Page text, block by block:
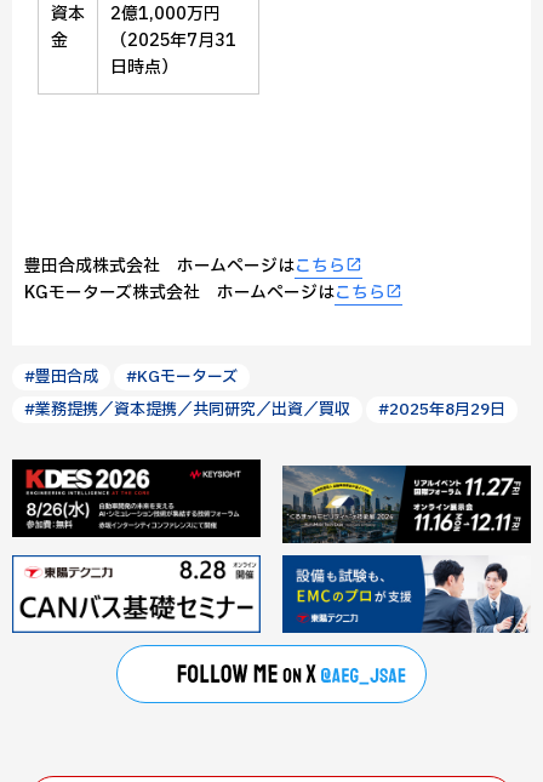
資本
金
2億1,000万円
（2025年7月31
日時点）
豊田合成株式会社 ホームページはこちら
KGモーターズ株式会社 ホームページはこちら
#豊田合成
#KGモーターズ
#業務提携／資本提携／共同研究／出資／買収
#2025年8月29日